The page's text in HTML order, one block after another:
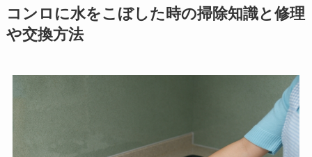
コンロに水をこぼした時の掃除知識と修理
や交換方法